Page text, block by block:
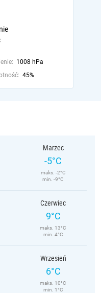
1008 hPa
45%
Marzec
-5°C
maks. -2°C
min. -9°C
Czerwiec
9°C
maks. 13°C
min. 4°C
Wrzesień
6°C
maks. 10°C
min. 1°C